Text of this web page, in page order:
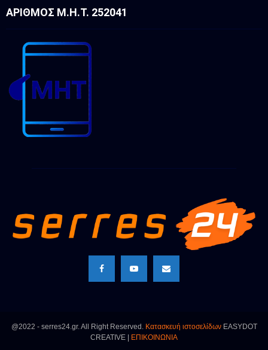
ΑΡΙΘΜΌΣ Μ.Η.Τ. 252041
@2022 - serres24.gr. All Right Reserved. Κατασκευή ιστοσελίδωνEASYDOT
CREATIVE | ΕΠΙΚΟΙΝΩΝΙΑ